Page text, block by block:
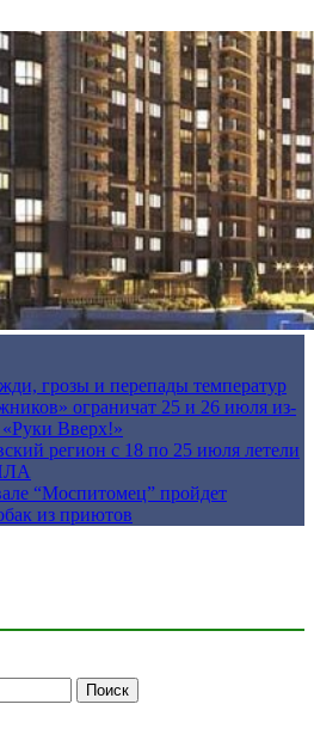
грозы и перепады температур
ограничат 25 и 26 июля из-
Вверх!»
регион с 18 по 25 июля летели
“Моспитомец” пройдет
из приютов